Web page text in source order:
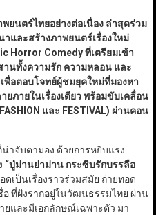
ยนตร์ไทยอย่างต่อเนื่อง ล่าสุดร่วม
และสร้างภาพยนตร์เรื่องใหม่
Horror Comedyที่เตรียมเข้า
นทั้งความรัก ความหลอน และ
พื่อตอบโจทย์ผู้ชมยุคใหม่ที่มองหา
ภายในเรื่องเดียว พร้อมขับเคลื่อน
และ FESTIVAL) ผ่านคอน
าจับตามอง ด้วยการหยิบแรง
“ปู่ม่านย่าม่าน กระซิบรักบรรลือ
เป็นเรื่องราวร่วมสมัย ถ่ายทอด
ที่ฝังรากอยู่ในวัฒนธรรมไทย ผ่าน
ยและมีเอกลักษณ์เฉพาะตัว มา